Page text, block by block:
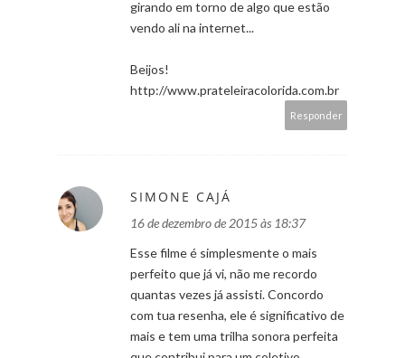
girando em torno de algo que estão
vendo ali na internet...
Beijos!
http://www.prateleiracolorida.com.br
Responder
SIMONE CAJÁ
16 de dezembro de 2015 às 18:37
Esse filme é simplesmente o mais
perfeito que já vi, não me recordo
quantas vezes já assisti. Concordo
com tua resenha, ele é significativo de
mais e tem uma trilha sonora perfeita